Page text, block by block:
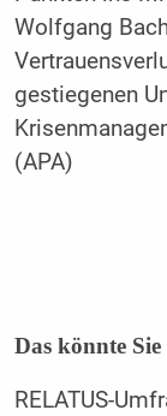
Wolfgang
gestiegenen
(APA)
Das könnte Sie
RELATUS-